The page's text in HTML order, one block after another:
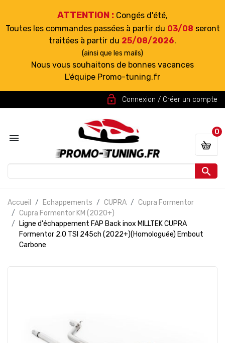
ATTENTION : Congés d'été,
Toutes les commandes passées à partir du 03/08 seront
traitées à partir du 25/08/2026.
(ainsi que les mails)
Nous vous souhaitons de bonnes vacances
L'équipe Promo-tuning.fr
lock_open Connexion / Créer un compte


0
Accueil Echappements CUPRA
Cupra Formentor
Cupra Formentor KM (2020+)
Ligne d'échappement FAP Back inox MILLTEK CUPRA
Formentor 2.0 TSI 245ch (2022+)(Homologuée) Embout
Carbone